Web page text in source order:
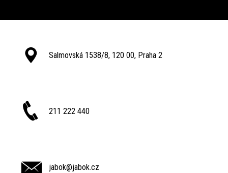
Salmovská 1538/8, 120 00, Praha 2
211 222 440
jabok@jabok.cz